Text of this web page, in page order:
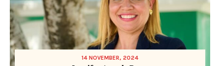
14 NOVEMBER, 2024